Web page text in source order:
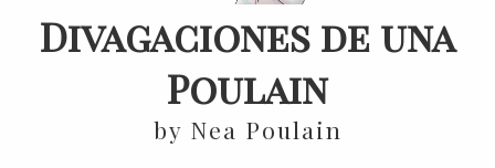
Divagaciones de una
Poulain
by Nea Poulain